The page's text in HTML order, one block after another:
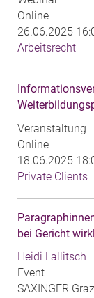
Online
26.06.2025
Arbeitsrecht
Veranstaltung
Online
18.06.2025
Private Clients
bei Gericht
Heidi Lallitsch
Event
SAXINGER